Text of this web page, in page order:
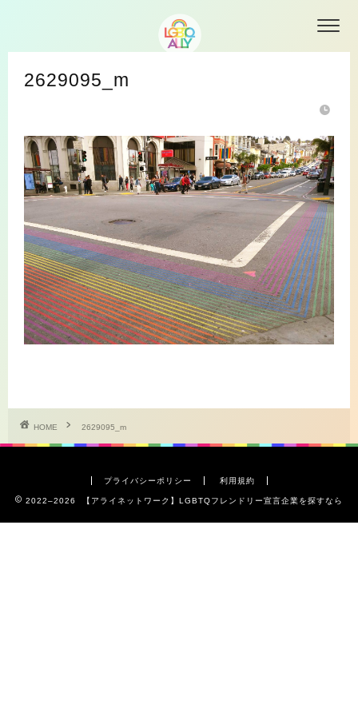
2629095_m
HOME 2629095_m
プライバシーポリシー 利用規約
2022–2026 【アライネットワーク】LGBTQフレンドリー宣言企業を探すなら